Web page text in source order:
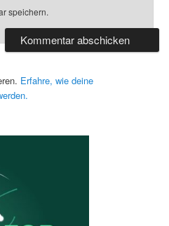
speichern.
Erfahre, wie deine